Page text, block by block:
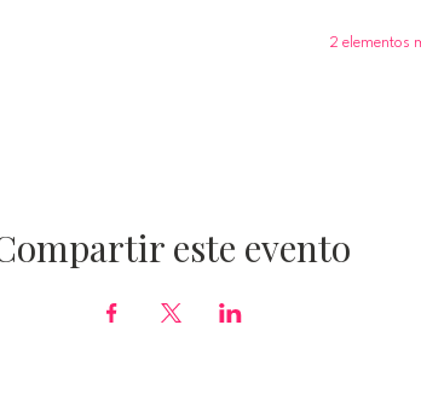
2 elementos
este evento